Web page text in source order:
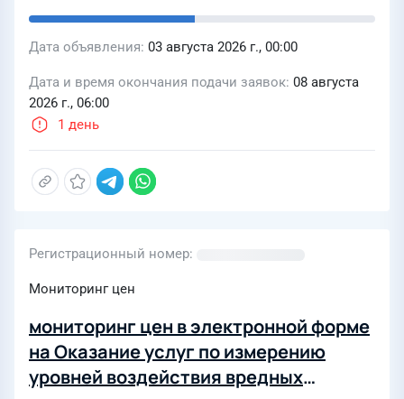
Дата объявления 03 августа 2026 г., 00:00
Дата и время окончания подачи заявок 08 августа
2026 г., 06:00
1 день
Регистрационный номер
Мониторинг цен
мониторинг цен в электронной форме
на Оказание услуг по измерению
уровней воздействия вредных